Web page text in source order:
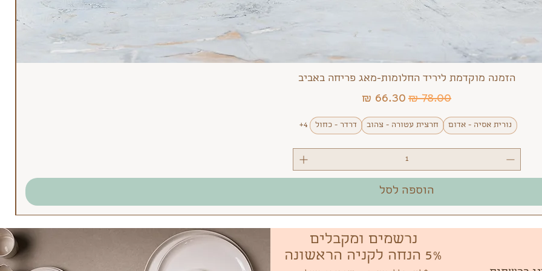
הזמנה מוקדמת ליריד החלומות-מאג פריחה באביב
מחיר רגילמחיר מבצע
נורית אסיה - אדום חרצית עטורה - צהוב דרדר - כחול +4
הוספה לסל
נרשמים ומקבלים
5% הנחה לקניה הראשונה